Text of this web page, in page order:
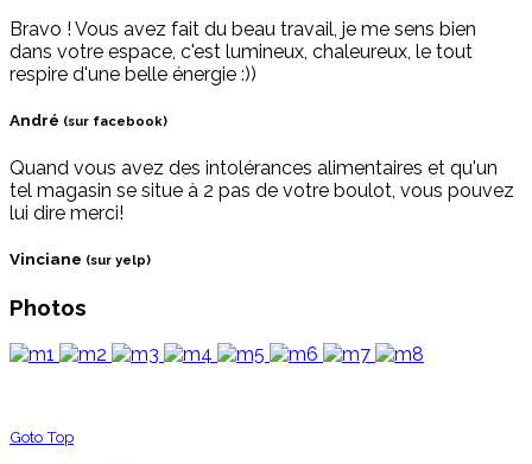
Bravo ! Vous avez fait du beau travail, je me sens bien
dans votre espace, c'est lumineux, chaleureux, le tout
respire d'une belle énergie :))
André (sur facebook)
Quand vous avez des intolérances alimentaires et qu'un
tel magasin se situe à 2 pas de votre boulot, vous pouvez
lui dire merci!
Vinciane (sur yelp)
Photos
Goto Top